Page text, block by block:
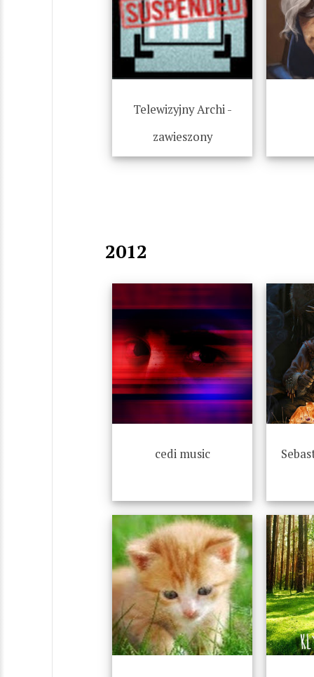
Telewizyjny Archi -
zawieszony
2012
cedi music